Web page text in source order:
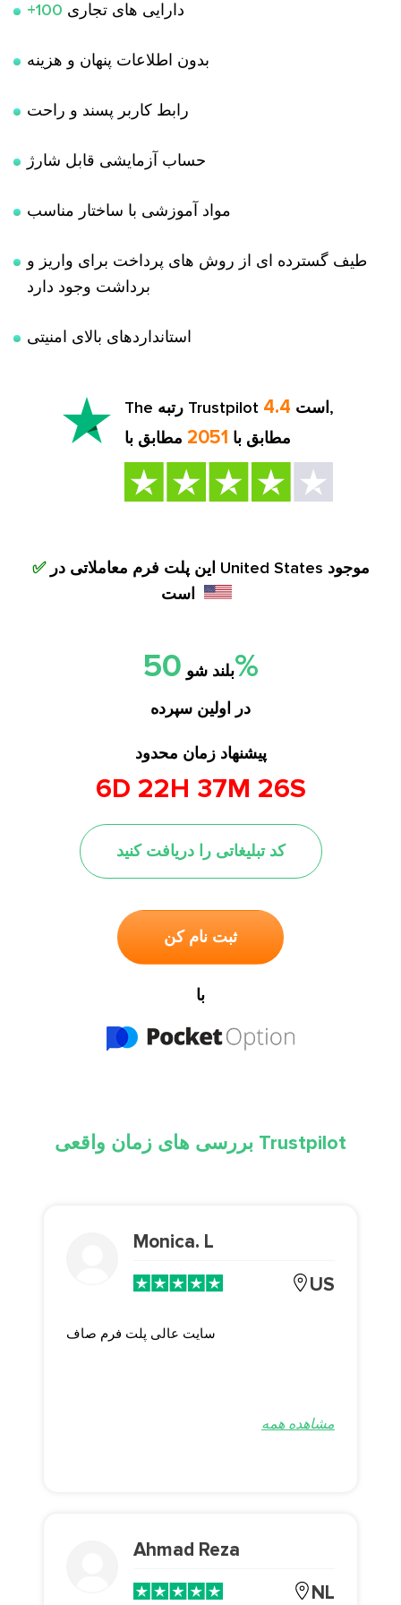
+100 دارایی های تجاری
بدون اطلاعات پنهان و هزینه
رابط کاربر پسند و راحت
حساب آزمایشی قابل شارژ
مواد آموزشی با ساختار مناسب
طیف گسترده ای از روش های پرداخت برای واریز و
برداشت وجود دارد
استانداردهای بالای امنیتی
The رتبه Trustpilot است 4.4
,
مطابق با 2051 مطابق با
✅این پلت فرم معاملاتی در United States موجود
است
بلند شو50%
در اولین سپرده
پیشنهاد زمان محدود
6D 22H 37M 25S
کد تبلیغاتی را دریافت کنید
ثبت نام کن
با
بررسی های زمان واقعی Trustpilot
Monica. L
US
سایت عالی پلت فرم صاف
مشاهده همه
Ahmad Reza
NL